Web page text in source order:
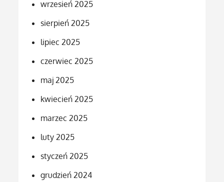
wrzesień 2025
sierpień 2025
lipiec 2025
czerwiec 2025
maj 2025
kwiecień 2025
marzec 2025
luty 2025
styczeń 2025
grudzień 2024